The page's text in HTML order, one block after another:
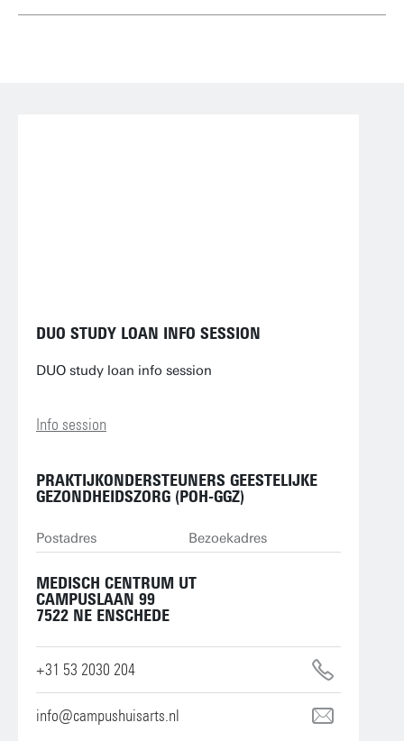
DUO STUDY LOAN INFO SESSION
DUO study loan info session
Info session
PRAKTIJKONDERSTEUNERS GEESTELIJKE
GEZONDHEIDSZORG (POH-GGZ)
Postadres Bezoekadres
MEDISCH CENTRUM UT
CAMPUSLAAN 99
7522 NE ENSCHEDE
+31 53 2030 204
info@campushuisarts.nl